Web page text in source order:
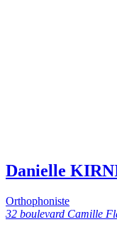
Danielle
Orthophoniste
32 boulevard Camille